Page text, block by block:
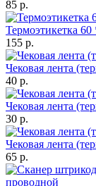
85 р.
Термоэтикетка
155 р.
Чековая лента
40 р.
Чековая лента
30 р.
Чековая лента
65 р.